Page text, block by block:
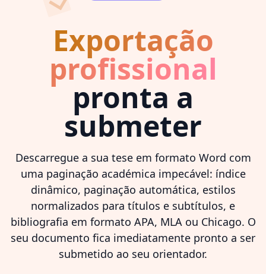
Exportação
profissional
pronta a
submeter
Descarregue a sua tese em formato Word com
uma paginação académica impecável: índice
dinâmico, paginação automática, estilos
normalizados para títulos e subtítulos, e
bibliografia em formato APA, MLA ou Chicago. O
seu documento fica imediatamente pronto a ser
submetido ao seu orientador.